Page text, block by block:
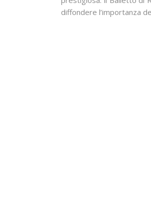
diffondere l’importanza